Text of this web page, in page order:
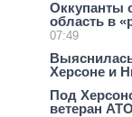
Оккупанты
область в
07:49
Херсоне и
Под
ветеран